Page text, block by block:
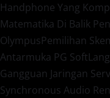
Handphone Yang
Matematika Di Balik
OlympusPemilihan
Antarmuka PG Soft
Gangguan Jaringan
Synchronous Audio